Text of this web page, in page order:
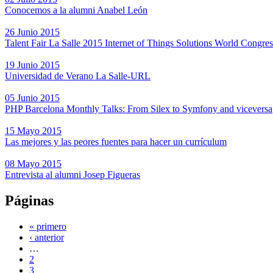
Conocemos a la alumni Anabel León
26 Junio 2015
Talent Fair La Salle 2015 Internet of Things Solutions World
19 Junio 2015
Universidad de Verano La Salle-URL
05 Junio 2015
PHP Barcelona Monthly Talks: From Silex to Symfony and viceversa
15 Mayo 2015
Las mejores y las peores fuentes para hacer un currículum
08 Mayo 2015
Entrevista al alumni Josep Figueras
Páginas
« primero
‹ anterior
…
2
3